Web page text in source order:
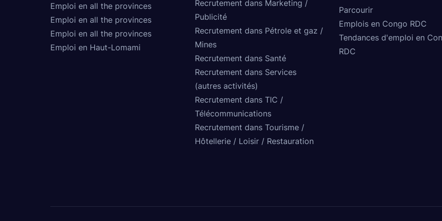
Emploi en all the provinces
Emploi en all the provinces
Emploi en all the provinces
Emploi en Haut-Lomami
Recrutement dans Marketing /
Publicité
Recrutement dans Pétrole et gaz /
Mines
Recrutement dans Santé
Recrutement dans Services
(autres activités)
Recrutement dans TIC /
Télécommunications
Recrutement dans Tourisme /
Hôtellerie / Loisir / Restauration
Parcourir
Emplois en Congo RDC
Tendances d'emploi en
RDC